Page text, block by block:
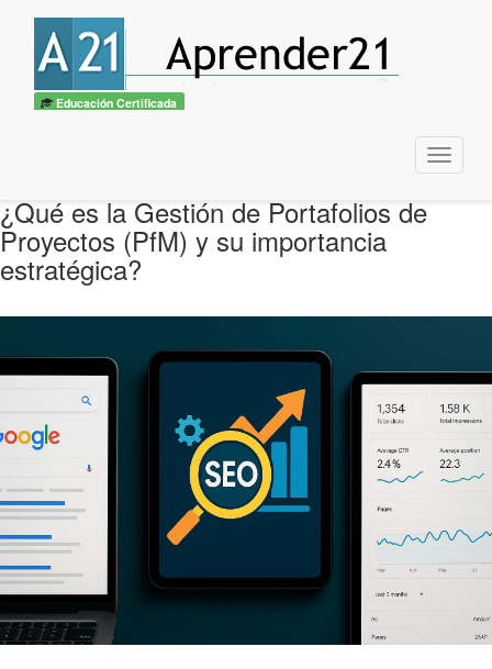
Educación Certificada
Menu
¿Qué es la Gestión de Portafolios de
Proyectos (PfM) y su importancia
estratégica?